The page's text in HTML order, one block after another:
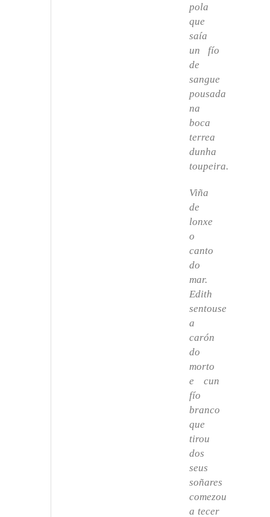
pola
que
saía
un fío
de
sangue
pousada
na
boca
terrea
dunha
toupeira.
Viña
de
lonxe
o
canto
do
mar.
Edith
sentouse
a
carón
do
morto
e cun
fío
branco
que
tirou
dos
seus
soñares
comezou
a tecer